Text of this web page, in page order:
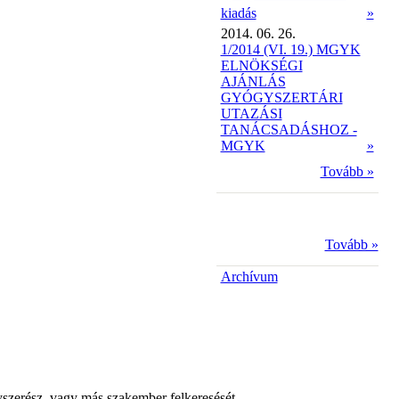
kiadás
»
2014. 06. 26.
1/2014 (VI. 19.) MGYK
ELNÖKSÉGI
AJÁNLÁS
GYÓGYSZERTÁRI
UTAZÁSI
TANÁCSADÁSHOZ -
MGYK
»
Tovább »
Tovább »
Archívum